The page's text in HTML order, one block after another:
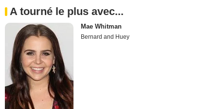
A tourné le plus avec...
Mae Whitman
Bernard and Huey